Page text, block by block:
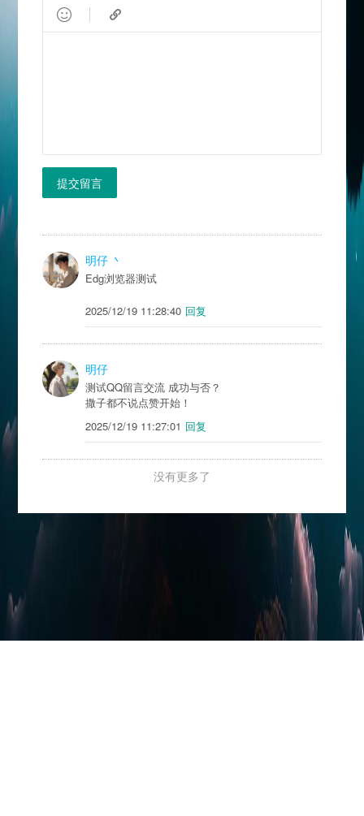
 
提交留言
明仔 丶
Edg浏览器测试
2025/12/19 11:28:40 回复
明仔
测试QQ留言交流 成功与否？
撒子都不说点赞开始！
2025/12/19 11:27:01 回复
没有更多了